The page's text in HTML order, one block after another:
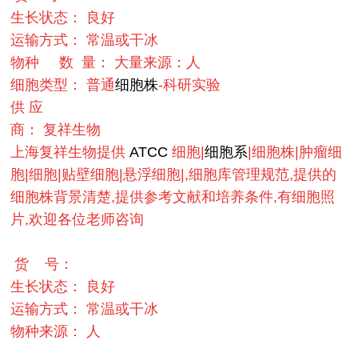
生长状态： 良好
运输方式： 常温或干冰
物种 数 量： 大量来源：人
细胞类型： 普通细胞株-科研实验
供 应
商： 复祥生物
上海复祥生物提供ATCC 细胞|细胞系 |细胞株|肿瘤细
胞|细胞|贴壁细胞|悬浮细胞|,细胞库管理规范,提供的
细胞株背景清楚,提供参考文献和培养条件,有细胞照
片,欢迎各位老师咨询
货 号：
生长状态： 良好
运输方式： 常温或干冰
物种来源： 人